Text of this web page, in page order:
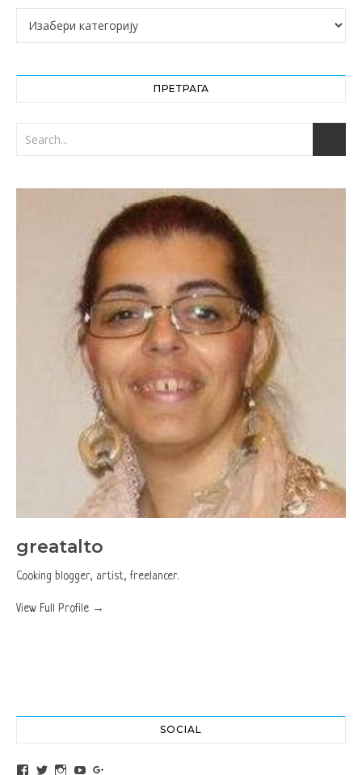
Категорије
ПРЕТРАГА
greatalto
Cooking blogger, artist, freelancer.
View Full Profile →
SOCIAL
View altochef’s profile on Facebook
View jovancica73’s profile on Twitter
View jovancica73’s profile on Instagram
View jovancica73’s profile on YouTube